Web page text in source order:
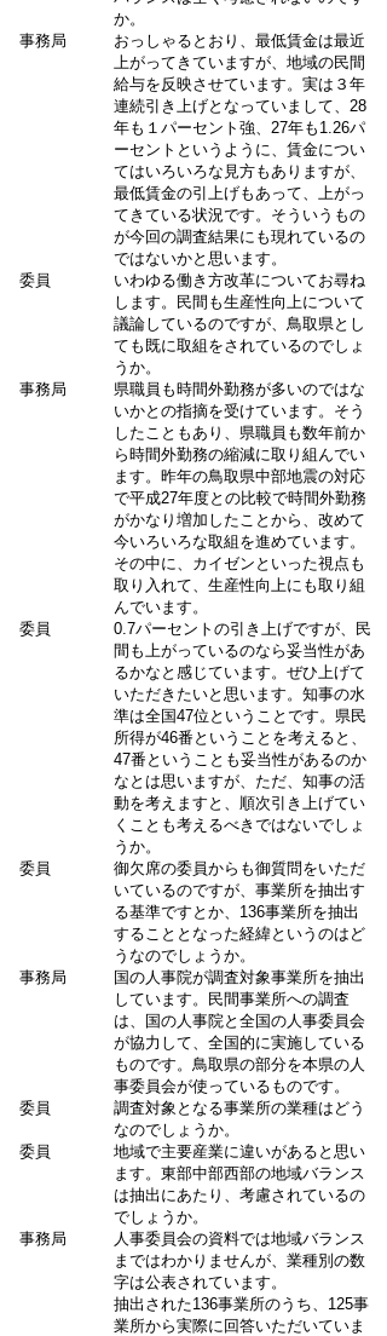
か。
事務局
おっしゃるとおり、最低賃金は最近
上がってきていますが、地域の民間
給与を反映させています。実は３年
連続引き上げとなっていまして、28
年も１パーセント強、27年も1.26パ
ーセントというように、賃金につい
てはいろいろな見方もありますが、
最低賃金の引上げもあって、上がっ
てきている状況です。そういうもの
が今回の調査結果にも現れているの
ではないかと思います。
委員
いわゆる働き方改革についてお尋ね
します。民間も生産性向上について
議論しているのですが、鳥取県とし
ても既に取組をされているのでしょ
うか。
事務局
県職員も時間外勤務が多いのではな
いかとの指摘を受けています。そう
したこともあり、県職員も数年前か
ら時間外勤務の縮減に取り組んでい
ます。昨年の鳥取県中部地震の対応
で平成27年度との比較で時間外勤務
がかなり増加したことから、改めて
今いろいろな取組を進めています。
その中に、カイゼンといった視点も
取り入れて、生産性向上にも取り組
んでいます。
委員
0.7パーセントの引き上げですが、民
間も上がっているのなら妥当性があ
るかなと感じています。ぜひ上げて
いただきたいと思います。知事の水
準は全国47位ということです。県民
所得が46番ということを考えると、
47番ということも妥当性があるのか
なとは思いますが、ただ、知事の活
動を考えますと、順次引き上げてい
くことも考えるべきではないでしょ
うか。
委員
御欠席の委員からも御質問をいただ
いているのですが、事業所を抽出す
る基準ですとか、136事業所を抽出
することとなった経緯というのはど
うなのでしょうか。
事務局
国の人事院が調査対象事業所を抽出
しています。民間事業所への調査
は、国の人事院と全国の人事委員会
が協力して、全国的に実施している
ものです。鳥取県の部分を本県の人
事委員会が使っているものです。
委員
調査対象となる事業所の業種はどう
なのでしょうか。
委員
地域で主要産業に違いがあると思い
ます。東部中部西部の地域バランス
は抽出にあたり、考慮されているの
でしょうか。
事務局
人事委員会の資料では地域バランス
まではわかりませんが、業種別の数
字は公表されています。
抽出された136事業所のうち、125事
業所から実際に回答いただいていま